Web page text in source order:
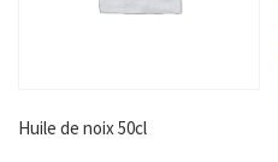
Huile de noix 50cl